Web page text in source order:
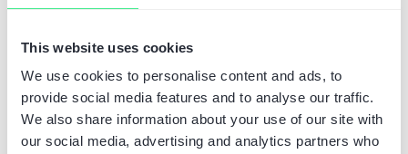
This website uses cookies
We use cookies to personalise content and ads, to
provide social media features and to analyse our traffic.
We also share information about your use of our site with
our social media, advertising and analytics partners who
sprzedażowego z Odoo jako systemu ERP
mniejszym ryzykiem błędów. Jednak każda
integracja niesie za sobą również pewne
wyzwania.
Zalety